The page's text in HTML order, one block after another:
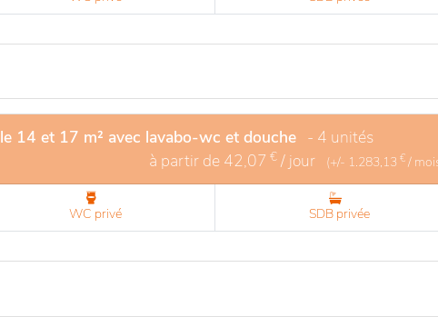
14 et 17 m² avec lavabo-wc et douche - 4 unités
à partir de 42,07 € / jour (+/- 1.283,13 € /
WC privé SDB privée